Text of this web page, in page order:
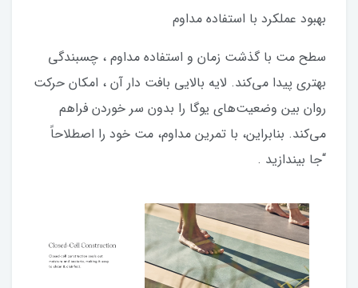
بهبود عملکرد با استفاده مداوم
سطح مت با گذشت زمان و استفاده مداوم ، چسبندگی
بهتری پیدا می‌کند. لایه بالایی بافت‌ دار آن ، امکان حرکت
روان بین وضعیت‌های یوگا را بدون سر خوردن فراهم
می‌کند. بنابراین، با تمرین مداوم، مت خود را اصطلاحاً
“جا بیندازید .